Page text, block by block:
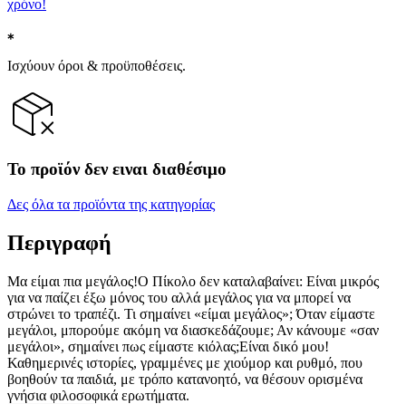
χρόνο!
Ισχύουν όροι & προϋποθέσεις.
Το προϊόν δεν ειναι διαθέσιμο
Δες όλα τα προϊόντα της κατηγορίας
Περιγραφή
Μα είμαι πια μεγάλος!Ο Πίκολο δεν καταλαβαίνει: Είναι μικρός
για να παίζει έξω μόνος του αλλά μεγάλος για να μπορεί να
στρώνει το τραπέζι. Τι σημαίνει «είμαι μεγάλος»; Όταν είμαστε
μεγάλοι, μπορούμε ακόμη να διασκεδάζουμε; Αν κάνουμε «σαν
μεγάλοι», σημαίνει πως είμαστε κιόλας;Είναι δικό μου!
Καθημερινές ιστορίες, γραμμένες με χιούμορ και ρυθμό, που
βοηθούν τα παιδιά, με τρόπο κατανοητό, να θέσουν ορισμένα
γνήσια φιλοσοφικά ερωτήματα.